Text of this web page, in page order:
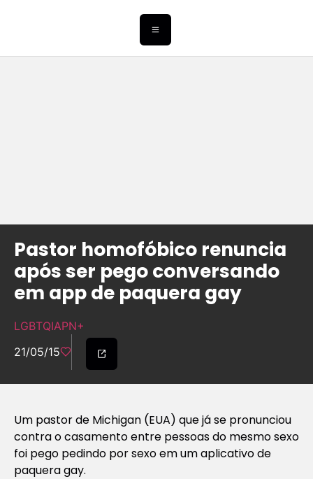
Pastor homofóbico renuncia
após ser pego conversando
em app de paquera gay
LGBTQIAPN+
21/05/15
Um pastor de Michigan (EUA) que já se pronunciou
contra o casamento entre pessoas do mesmo sexo
foi pego pedindo por sexo em um aplicativo de
paquera gay.